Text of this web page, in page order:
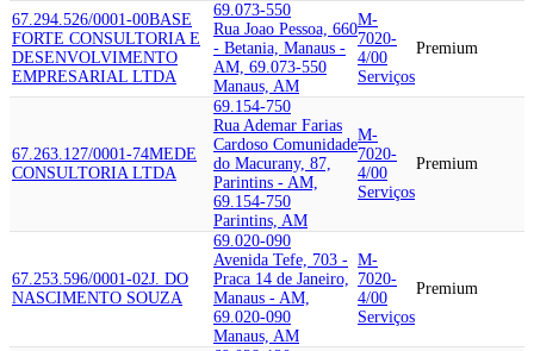
67.294.526/0001-00BASE
FORTE CONSULTORIA E
DESENVOLVIMENTO
EMPRESARIAL LTDA
69.073-550
Rua Joao Pessoa, 660
- Betania, Manaus -
AM, 69.073-550
Manaus, AM
M-
7020-
4/00
Serviços
Premium
67.263.127/0001-74MEDE
CONSULTORIA LTDA
69.154-750
Rua Ademar Farias
Cardoso Comunidade
do Macurany, 87,
Parintins - AM,
69.154-750
Parintins, AM
M-
7020-
4/00
Serviços
Premium
67.253.596/0001-02J. DO
NASCIMENTO SOUZA
69.020-090
Avenida Tefe, 703 -
Praca 14 de Janeiro,
Manaus - AM,
69.020-090
Manaus, AM
M-
7020-
4/00
Serviços
Premium